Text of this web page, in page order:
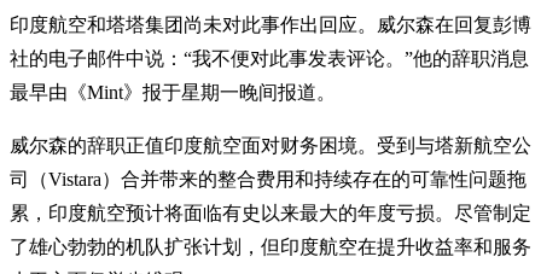
印度航空和塔塔集团尚未对此事作出回应。威尔森在回复彭博
社的电子邮件中说：“我不便对此事发表评论。”他的辞职消息
最早由《Mint》报于星期一晚间报道。
威尔森的辞职正值印度航空面对财务困境。受到与塔新航空公
司（Vistara）合并带来的整合费用和持续存在的可靠性问题拖
累，印度航空预计将面临有史以来最大的年度亏损。尽管制定
了雄心勃勃的机队扩张计划，但印度航空在提升收益率和服务